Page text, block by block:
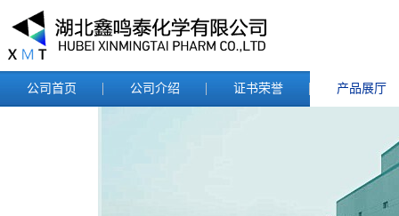
公司首页 公司介绍 证书荣誉 产品展厅